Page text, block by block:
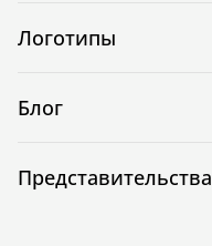
Логотипы
Блог
Представительства